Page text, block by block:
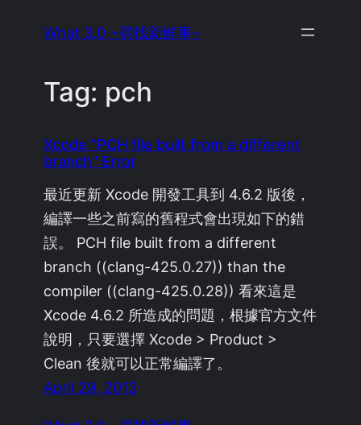
What 3.0 ~尋找新鮮事~
Tag: pch
Xcode "PCH file built from a different
branch" Error
最近更新 Xcode 開發工具到 4.6.2 版後，
編譯一些之前寫的舊程式會出現如下的錯
誤。 PCH file built from a different
branch ((clang-425.0.27)) than the
compiler ((clang-425.0.28)) 看來這是
Xcode 4.6.2 所造成的問題，根據官方文件
說明，只要選擇 Xcode > Product >
Clean 後就可以正常編譯了。
April 29, 2013